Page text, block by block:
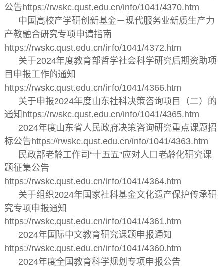
公告https://rwskc.qust.edu.cn/info/1041/4370.htm
中国高校产学研创新基金－现代服务业新质生产力
产教融合研究专项申请指南
https://rwskc.qust.edu.cn/info/1041/4372.htm
关于2024年度教育部哲学社会科学研究后期资助项
目申报工作的通知
https://rwskc.qust.edu.cn/info/1041/4366.htm
关于申报2024年度山东社科决策咨询项目（二）的
通知https://rwskc.qust.edu.cn/info/1041/4365.htm
2024年度山东省人民政府决策咨询研究重点课题招
标公告https://rwskc.qust.edu.cn/info/1041/4363.htm
民政部老龄工作司“十五五”应对人口老龄化研究课
题征集公告
https://rwskc.qust.edu.cn/info/1041/4364.htm
关于组织2024年国家社科基金文化遗产保护传承研
究专项申报通知
https://rwskc.qust.edu.cn/info/1041/4361.htm
2024年国际中文教育研究课题申报通知
https://rwskc.qust.edu.cn/info/1041/4360.htm
2024年度全国教育科学规划专项申报公告